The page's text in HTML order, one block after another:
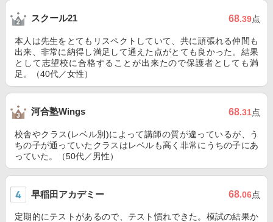
スクール21 68.39点
本人は先生をとてもリスペクトしていて、共に頑張れる仲間も
出来、非常に納得し満足して通えた点がとても良かった。結果
として志望校に合格することが出来たので保護者としても満
足。（40代／女性）
河合塾Wings 68.31点
校舎やクラス(レベル別)によって講師の質が違っているが、う
ちの子が通っていたクラスはレベルも高く非常にうちの子にあ
っていた。（50代／男性）
早稲田アカデミー 68.06点
定期的にテストがあるので、テスト慣れできた。模試の結果か